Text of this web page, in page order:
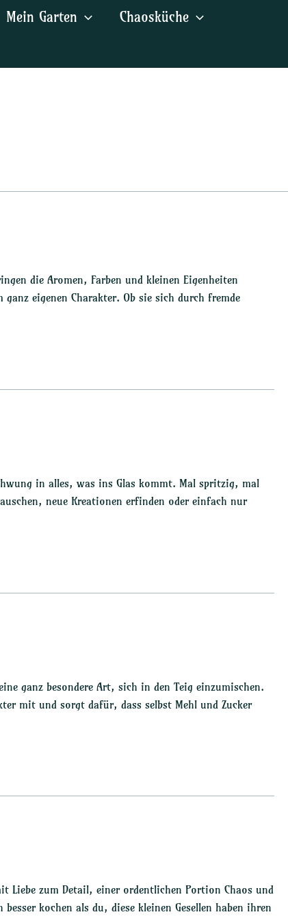
Mein Garten
Chaosküche
die Aromen, Farben und kleinen Eigenheiten
eigenen Charakter. Ob sie sich durch fremde
in alles, was ins Glas kommt. Mal spritzig, mal
neue Kreationen erfinden oder einfach nur
ganz besondere Art, sich in den Teig einzumischen.
mit und sorgt dafür, dass selbst Mehl und Zucker
Liebe zum Detail, einer ordentlichen Portion Chaos und
kochen als du, diese kleinen Gesellen haben ihren